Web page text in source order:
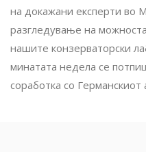
на докажани експерти во
разгледување на
нашите конзерваторски
минатата недела се
соработка со